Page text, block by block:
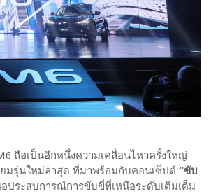
ถือเป็นอีกหนึ่งความเคลื่อนไหวครั้งใหญ่
มรุ่นใหม่ล่าสุด ที่มาพร้อมกับคอนเซ็ปต์ “ขับ
ประสบการณ์การขับขี่ที่เหนือระดับเติมเต็ม